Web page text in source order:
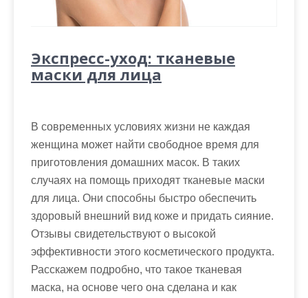
Экспресс-уход: тканевые
маски для лица
В современных условиях жизни не каждая
женщина может найти свободное время для
приготовления домашних масок. В таких
случаях на помощь приходят тканевые маски
для лица. Они способны быстро обеспечить
здоровый внешний вид коже и придать сияние.
Отзывы свидетельствуют о высокой
эффективности этого косметического продукта.
Расскажем подробно, что такое тканевая
маска, на основе чего она сделана и как